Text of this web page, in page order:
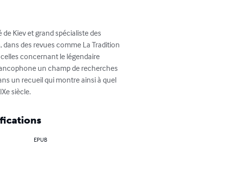
Kiev et grand spécialiste des
dans des revues comme La Tradition
concernant le légendaire
un champ de recherches
un recueil qui montre ainsi à quel
siècle.
EPUB